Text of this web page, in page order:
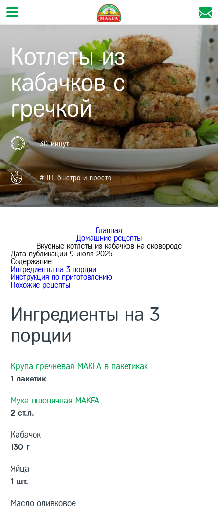
Котлеты из
кабачков с
гречкой
30 минут
#ПП, быстро и просто
Главная
Домашние рецепты
Вкусные котлеты из кабачков на сковороде
Дата публикации 9 июля 2025
Содержание
Ингредиенты на3 порции
Инструкция по приготовлению
Похожие рецепты
Ингредиенты на3
порции
Крупа гречневая MAKFA в пакетиках
1 пакетик
Мука пшеничная MAKFA
2 ст.л.
Кабачок
130 г
Яйца
1 шт.
Масло оливковое